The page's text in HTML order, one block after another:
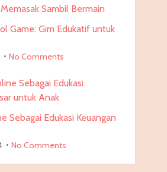
Game: Gim Edukatif untuk
No Comments
Sebagai Edukasi Keuangan
No Comments